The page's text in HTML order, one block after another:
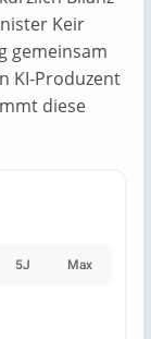
Keir
gemeinsam
KI-Produzent
diese
5J Max